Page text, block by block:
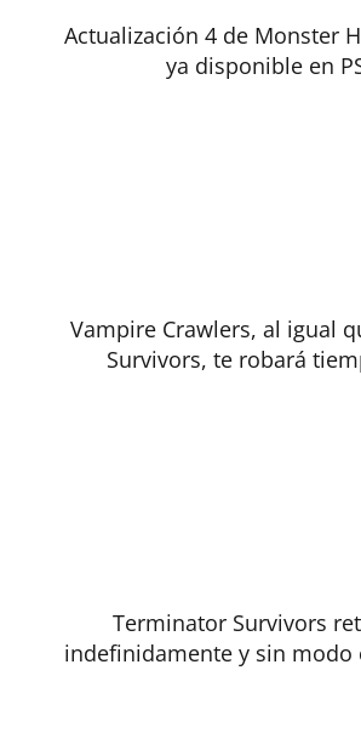
Actualización 4 de Monster
ya disponible en
Vampire Crawlers, al igual
Survivors, te robará
Terminator Survivors
indefinidamente y sin modo